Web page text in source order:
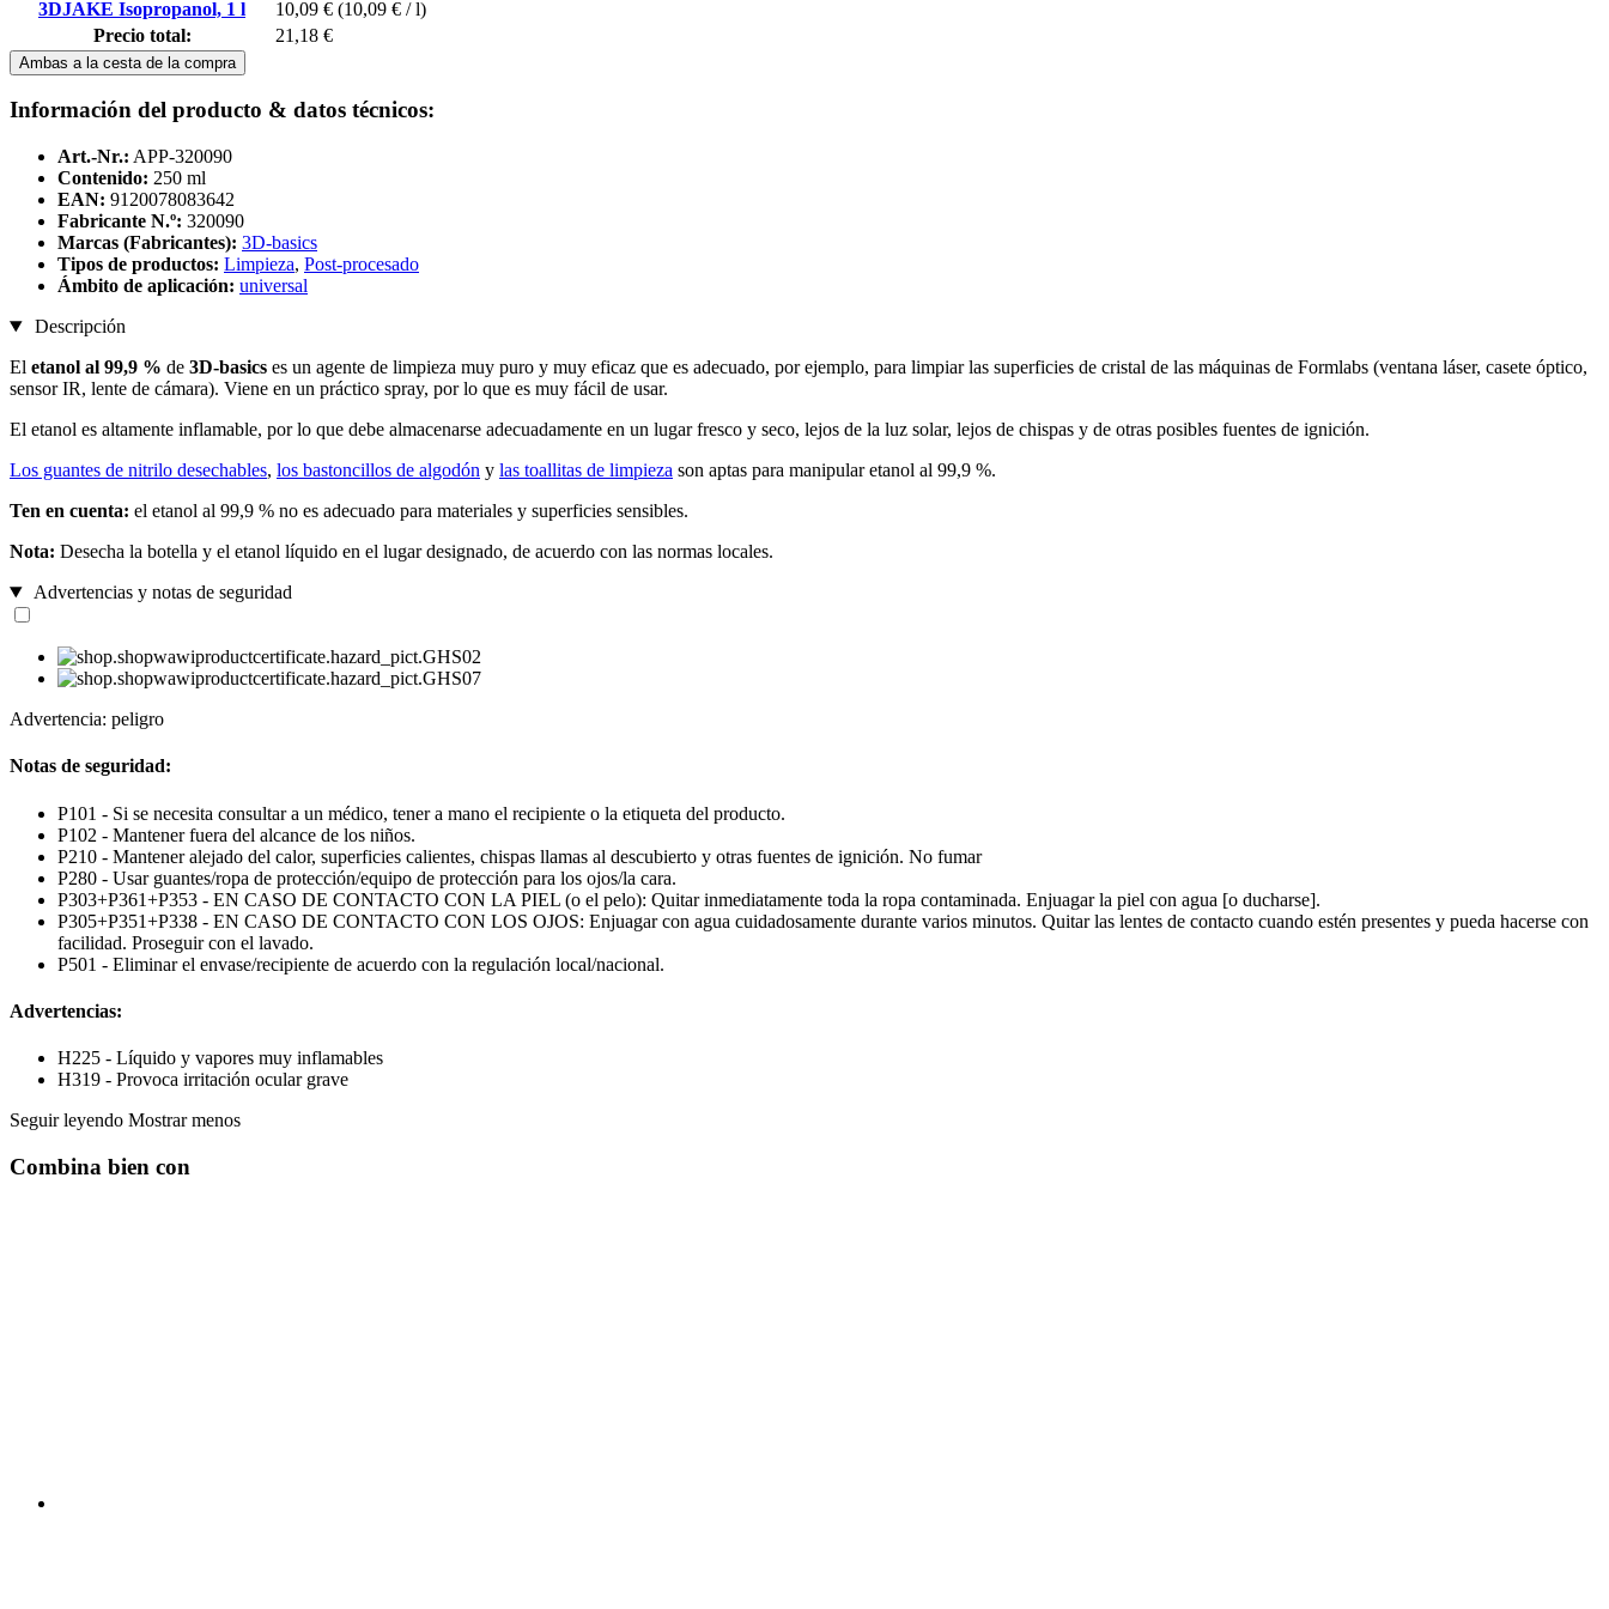
3DJAKE Isopropanol, 1 l 10,09 € (10,09 € / l)
Precio total:
21,18 €
Ambas a la cesta de la compra
Información del producto & datos técnicos:
Art.-Nr.: APP-320090
Contenido: 250 ml
EAN: 9120078083642
Fabricante N.º: 320090
Marcas (Fabricantes): 3D-basics
Tipos de productos: Limpieza, Post-procesado
Ámbito de aplicación: universal
Descripción
El etanol al 99,9 % de 3D-basics es un agente de limpieza muy puro y muy eficaz que es adecuado, por ejemplo, para limpiar las superficies de cristal de las máquinas de Formlabs (ventana láser, casete óptico,
sensor IR, lente de cámara). Viene en un práctico spray, por lo que es muy fácil de usar.
El etanol es altamente inflamable, por lo que debe almacenarse adecuadamente en un lugar fresco y seco, lejos de la luz solar, lejos de chispas y de otras posibles fuentes de ignición.
Los guantes de nitrilo desechables, los bastoncillos de algodón y las toallitas de limpieza son aptas para manipular etanol al 99,9 %.
Ten en cuenta: el etanol al 99,9 % no es adecuado para materiales y superficies sensibles.
Nota: Desecha la botella y el etanol líquido en el lugar designado, de acuerdo con las normas locales.
Advertencias y notas de seguridad
Advertencia: peligro
Notas de seguridad:
P101 - Si se necesita consultar a un médico, tener a mano el recipiente o la etiqueta del producto.
P102 - Mantener fuera del alcance de los niños.
P210 - Mantener alejado del calor, superficies calientes, chispas llamas al descubierto y otras fuentes de ignición. No fumar
P280 - Usar guantes/ropa de protección/equipo de protección para los ojos/la cara.
P303+P361+P353 - EN CASO DE CONTACTO CON LA PIEL (o el pelo): Quitar inmediatamente toda la ropa contaminada. Enjuagar la piel con agua [o ducharse].
P305+P351+P338 - EN CASO DE CONTACTO CON LOS OJOS: Enjuagar con agua cuidadosamente durante varios minutos. Quitar las lentes de contacto cuando estén presentes y pueda hacerse con
facilidad. Proseguir con el lavado.
P501 - Eliminar el envase/recipiente de acuerdo con la regulación local/nacional.
Advertencias:
H225 - Líquido y vapores muy inflamables
H319 - Provoca irritación ocular grave
Seguir leyendo Mostrar menos
Combina bien con